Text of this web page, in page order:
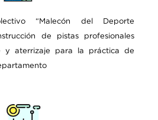
“Malecón del Deporte
de pistas profesionales
y aterrizaje para la práctica de